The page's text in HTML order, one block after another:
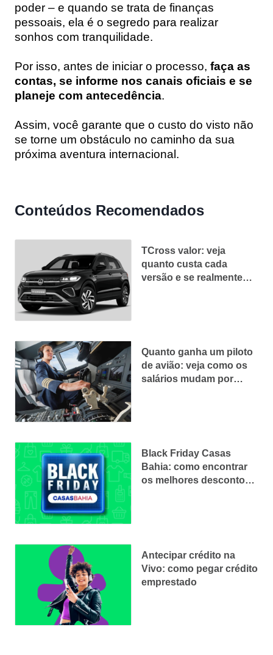
poder – e quando se trata de finanças
pessoais, ela é o segredo para realizar
sonhos com tranquilidade.
Por isso, antes de iniciar o processo, faça as
contas, se informe nos canais oficiais e se
planeje com antecedência.
Assim, você garante que o custo do visto não
se torne um obstáculo no caminho da sua
próxima aventura internacional.
Conteúdos Recomendados
TCross valor: veja
quanto custa cada
versão e se realmente
Quanto ganha um piloto
de avião: veja como os
salários mudam por
Black Friday Casas
Bahia: como encontrar
os melhores descontos
Antecipar crédito na
Vivo: como pegar crédito
emprestado